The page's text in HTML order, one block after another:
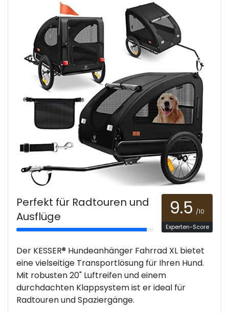
Perfekt für Radtouren und
Ausflüge
9.5 /10
Experten-Score
Der KESSER® Hundeanhänger Fahrrad XL bietet
eine vielseitige Transportlösung für Ihren Hund.
Mit robusten 20" Luftreifen und einem
durchdachten Klappsystem ist er ideal für
Radtouren und Spaziergänge.